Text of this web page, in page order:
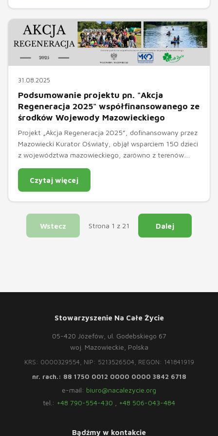
działań.
31.08.2025
Podsumowanie projektu pn. "Akcja
Regeneracja 2025" współfinansowanego ze
środków Wojewody Mazowieckiego
Projekt „Akcja Regeneracja 2025”, dofinansowany przez
Mazowiecki Kurator Oświaty, objął wsparciem 150 dzieci
z województwa mazowieckiego, zarówno z terenów
myślą o wszechstronnym rozwoju młodych uczestników,
łącząc wypoczynek z edukacją i kształtowaniem
kompetencji społecznych.
Czytaj więcej
Wstecz Strona 1 z 21 Dalej
Stowarzyszenie Na Całe Życie
05-420 Józefów, ul. Godebskiego 67
woj. Mazowieckie, Polska
KRS: 0000329554, NIP: 5213526504, REGON: 141841919
nr. rach.: 88 1750 0012 0000 0000 3842 6718
e-mail: biuro@nacalezycie.org
tel.: +48 790-554-430 , +48 506-043-484
Bądźmy w kontakcie